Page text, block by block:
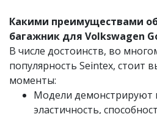
Какими преимуществами
багажник для Volkswagen
В числе достоинств, во
популярность Seintex, стоит
моменты:
Модели
эластичность,